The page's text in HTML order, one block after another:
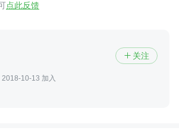
点此反馈
 关注
2018-10-13 加入